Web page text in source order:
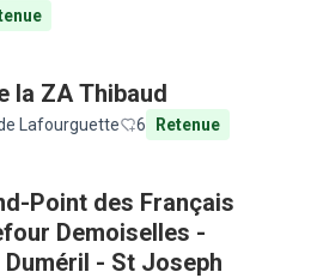
la ZA Thibaud
Lafourguette 6 Retenue
Point des Français
Demoiselles -
- St Joseph